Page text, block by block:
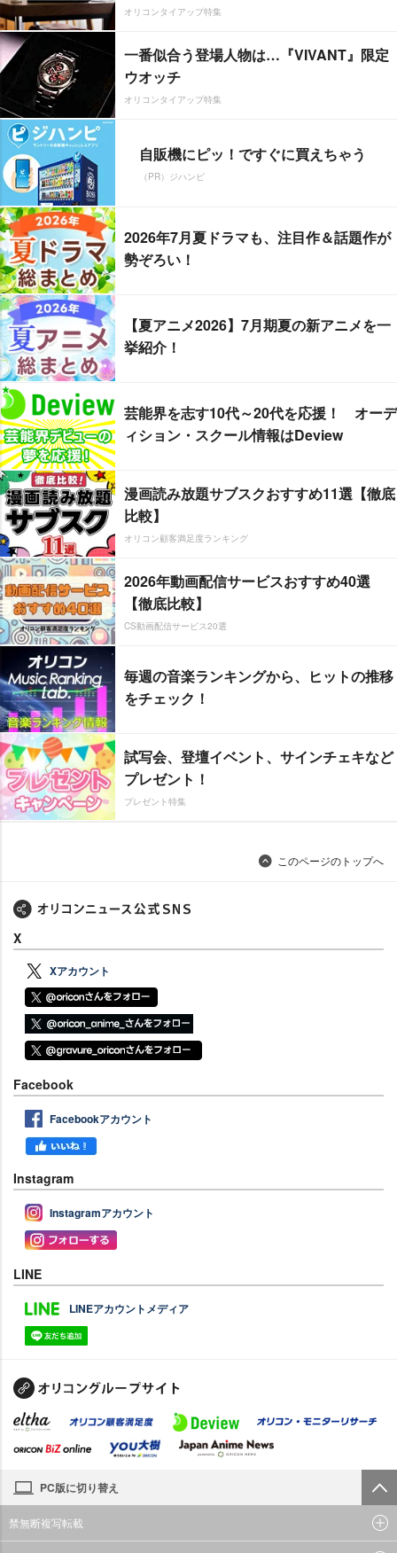
オリコンタイアップ特集
一番似合う登場人物は…『VIVANT』限定
ウオッチ
オリコンタイアップ特集
自販機にピッ！ですぐに買えちゃう
（PR）ジハンピ
2026年7月夏ドラマも、注目作＆話題作が
勢ぞろい！
【夏アニメ2026】7月期夏の新アニメを一
挙紹介！
芸能界を志す10代～20代を応援！ オーデ
ィション・スクール情報はDeview
漫画読み放題サブスクおすすめ11選【徹底
比較】
オリコン顧客満足度ランキング
2026年動画配信サービスおすすめ40選
【徹底比較】
CS動画配信サービス20選
毎週の音楽ランキングから、ヒットの推移
をチェック！
試写会、登壇イベント、サインチェキなど
プレゼント！
プレゼント特集
このページのトップへ
X
Xアカウント
Facebook
Facebookアカウント
Instagram
Instagramアカウント
LINE
LINEアカウントメディア
PC版に切り替え
禁無断複写転載